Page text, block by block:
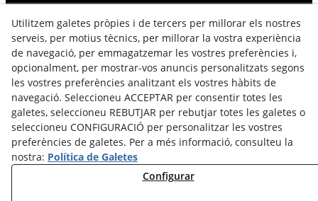
Utilitzem galetes pròpies i de tercers per millorar els nostres
serveis, per motius tècnics, per millorar la vostra experiència
de navegació, per emmagatzemar les vostres preferències i,
opcionalment, per mostrar-vos anuncis personalitzats segons
les vostres preferències analitzant els vostres hàbits de
navegació. Seleccioneu ACCEPTAR per consentir totes les
galetes, seleccioneu REBUTJAR per rebutjar totes les galetes o
seleccioneu CONFIGURACIÓ per personalitzar les vostres
preferències de galetes. Per a més informació, consulteu la
nostra: Política de Galetes
Configurar